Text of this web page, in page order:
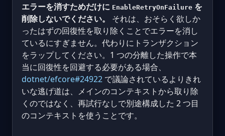
エラーを消すためだけに EnableRetryOnFailure を
削除しないでください。
それは、おそらく欲しか
ったはずの回復性を取り除くことでエラーを消し
ているにすぎません。代わりにトランザクション
をラップしてください。1 つの分離した操作で本
当に回復性を回避する必要がある場合、
dotnet/efcore#24922 で議論されているよりきれ
いな逃げ道は、メインのコンテキストから取り除
くのではなく、再試行なしで別途構成した 2 つ目
のコンテキストを使うことです。